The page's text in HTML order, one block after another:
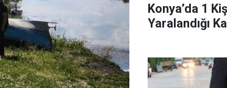
Konya’da 1
Yaralandığı